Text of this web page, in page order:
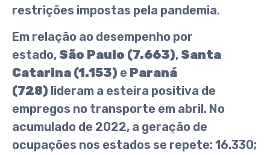
restrições impostas pela pandemia.
Em relação ao desempenho por
estado, São Paulo (7.663), Santa
Catarina (1.153) e Paraná
(728) lideram a esteira positiva de
empregos no transporte em abril. No
acumulado de 2022, a geração de
ocupações nos estados se repete: 16.330;